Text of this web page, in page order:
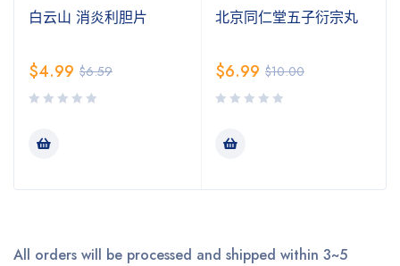
白云山 消炎利胆片
$6.59
$4.99
北京同仁堂五子衍宗丸
$10.00
$6.99
All orders will be processed and shipped within 3~5